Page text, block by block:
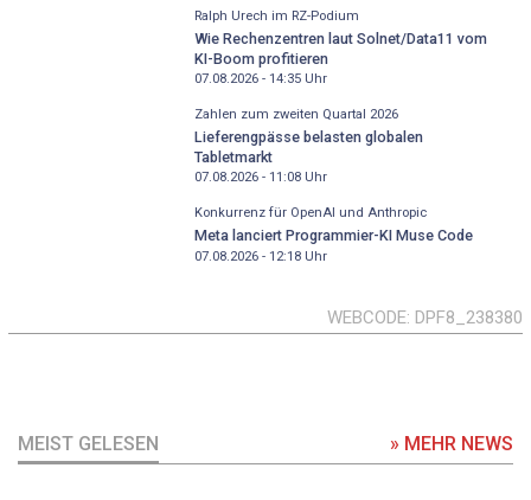
Ralph Urech im RZ-Podium
Wie Rechenzentren laut Solnet/Data11 vom
KI-Boom profitieren
07.08.2026 - 14:35Uhr
Zahlen zum zweiten Quartal 2026
Lieferengpässe belasten globalen
Tabletmarkt
07.08.2026 - 11:08Uhr
Konkurrenz für OpenAI und Anthropic
Meta lanciert Programmier-KI Muse Code
07.08.2026 - 12:18Uhr
WEBCODE DPF8_238380
MEIST GELESEN » MEHR NEWS